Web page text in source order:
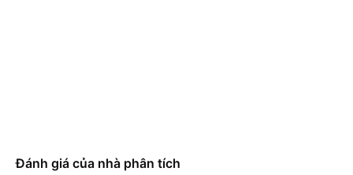
Đánh giá của nhà phân tích